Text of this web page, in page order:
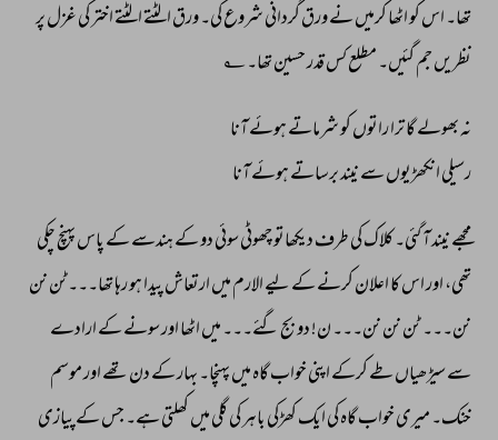
تھا۔ اس کو اٹھا کرمیں نے ورق گردانی شروع کی۔ ورق الٹتے الٹتے اختر کی غزل پر
نظریں جم گئیں۔ مطلع کس قدر حسین تھا۔ ؂
نہ بھولے گا ترا راتوں کو شرماتے ہوئے آنا
رسیلی انکھڑیوں سے نیند برساتے ہوئے آنا
مجھے نیند آ گئی۔ کلاک کی طرف دیکھاتو چھوٹی سوئی دو کے ہندسے کے پاس پہنچ چکی
تھی، اور اس کا اعلان کرنے کے لیے الارم میں ارتعاش پیدا ہو رہا تھا۔۔۔ٹن نن
نن۔۔۔ ٹن نن نن۔۔۔ ن! دو بج گئے۔۔۔ میں اٹھا اور سونے کے ارادے
سے سیڑھیاں طے کرکے اپنی خواب گاہ میں پہنچا۔ بہار کے دن تھے اور موسم
خنک۔ میری خواب گاہ کی ایک کھڑکی باہر کی گلی میں کھلتی ہے۔ جس کے پیازی